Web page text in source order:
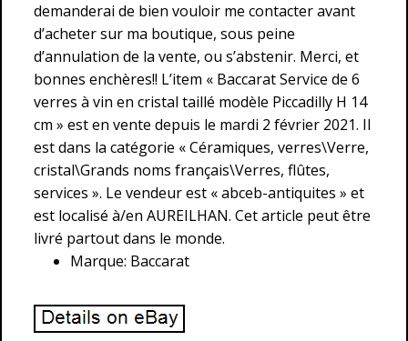
demanderai de bien vouloir me contacter avant
d’acheter sur ma boutique, sous peine
d’annulation de la vente, ou s’abstenir. Merci, et
bonnes enchères!! L’item « Baccarat Service de 6
verres à vin en cristal taillé modèle Piccadilly H 14
cm » est en vente depuis le mardi 2 février 2021. Il
est dans la catégorie « Céramiques, verres\Verre,
cristal\Grands noms français\Verres, flûtes,
services ». Le vendeur est « abceb-antiquites » et
est localisé à/en AUREILHAN. Cet article peut être
livré partout dans le monde.
Marque: Baccarat